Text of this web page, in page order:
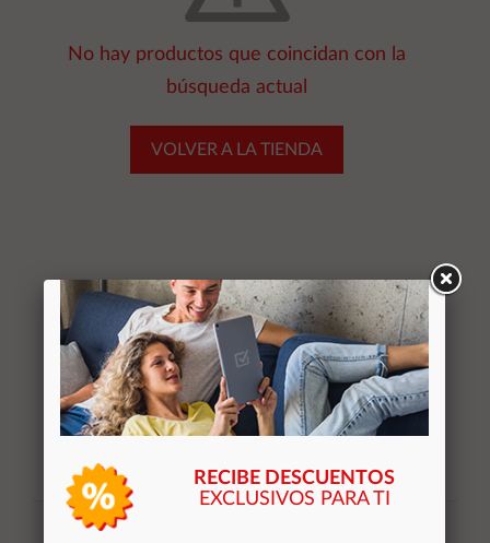
No hay productos que coincidan con la
búsqueda actual
VOLVER A LA TIENDA
Suscribirse
RECIBE DESCUENTOS
EXCLUSIVOS PARA TI